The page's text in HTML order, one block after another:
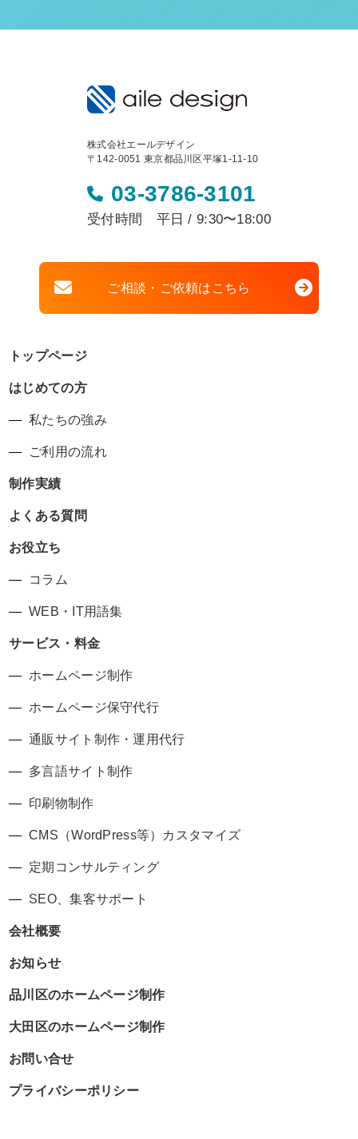
株式会社エールデザイン
〒142-0051 東京都品川区平塚1-11-10
03-3786-3101
受付時間 平日 / 9:30〜18:00
ご相談・ご依頼はこちら
トップページ
はじめての方
私たちの強み
ご利用の流れ
制作実績
よくある質問
お役立ち
コラム
WEB・IT用語集
サービス・料金
ホームページ制作
ホームページ保守代行
通販サイト制作・運用代行
多言語サイト制作
印刷物制作
CMS（WordPress等）カスタマイズ
定期コンサルティング
SEO、集客サポート
会社概要
お知らせ
品川区のホームページ制作
大田区のホームページ制作
お問い合せ
プライバシーポリシー